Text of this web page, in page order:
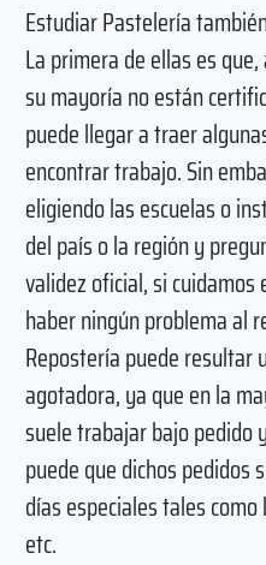
Estudiar Pastelería
La primera de ellas es
su mayoría no están
puede llegar a traer
encontrar trabajo. Sin
eligiendo las escuelas o
del país o la región y
validez oficial, si
haber ningún problema al
Repostería puede resultar
agotadora, ya que en la
suele trabajar bajo pedido
puede que dichos pedidos
días especiales tales
etc.